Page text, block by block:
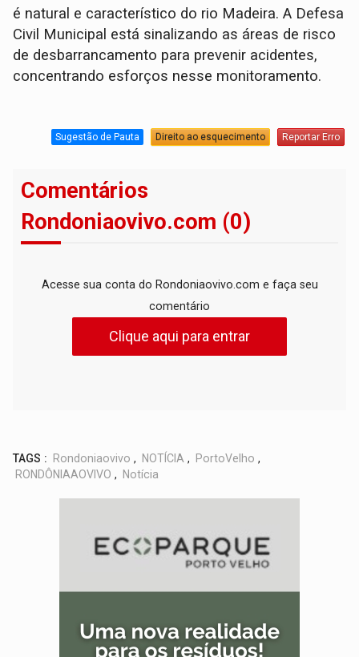
é natural e característico do rio Madeira. A Defesa
Civil Municipal está sinalizando as áreas de risco
de desbarrancamento para prevenir acidentes,
concentrando esforços nesse monitoramento.
Sugestão de Pauta Direito ao esquecimento Reportar Erro
Comentários
Rondoniaovivo.com (0)
Acesse sua conta do Rondoniaovivo.com e faça seu
comentário
Clique aqui para entrar
TAGS : Rondoniaovivo , NOTÍCIA , PortoVelho ,
RONDÔNIAAOVIVO , Notícia